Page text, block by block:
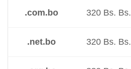
.com.bo 320 Bs. Bs.
.net.bo 320 Bs. Bs.